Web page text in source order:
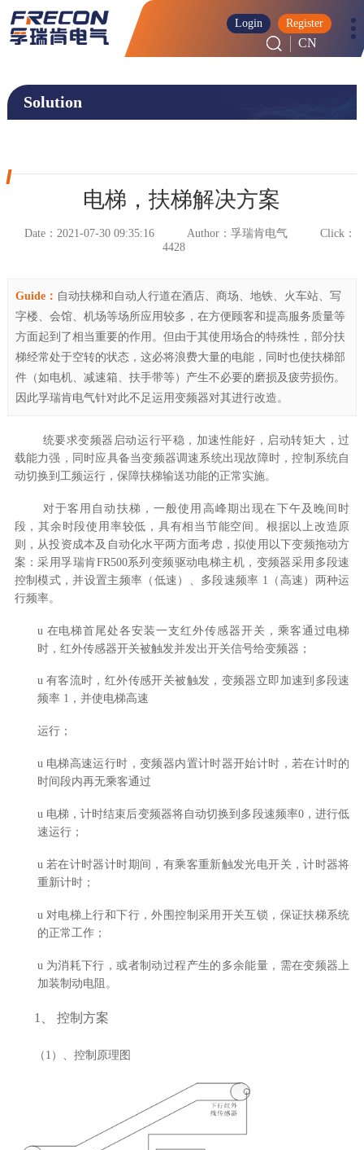
CN
Login Register
Solution
电梯，扶梯解决方案
Date：2021-07-30 09:35:16 Author：孚瑞肯电气
Click：
4428
Guide： 自动扶梯和自动人行道在酒店、商场、地铁、火车站、写
字楼、会馆、机场等场所应用较多，在方便顾客和提高服务质量等
方面起到了相当重要的作用。但由于其使用场合的特殊性，部分扶
梯经常处于空转的状态，这必将浪费大量的电能，同时也使扶梯部
件（如电机、减速箱、扶手带等）产生不必要的磨损及疲劳损伤。
因此孚瑞肯电气针对此不足运用变频器对其进行改造。
统要求变频器启动运行平稳，加速性能好，启动转矩大，过
载能力强，同时应具备当变频器调速系统出现故障时，控制系统自
动切换到工频运行，保障扶梯输送功能的正常实施。
对于客用自动扶梯，一般使用高峰期出现在下午及晚间时
段，其余时段使用率较低，具有相当节能空间。根据以上改造原
则，从投资成本及自动化水平两方面考虑，拟使用以下变频拖动方
案：采用孚瑞肯FR500系列 变频驱动电梯主机，变频器采用多段速
控制模式，并设置主频率（低速）、多段速频率 1（高速）两种运
行频率。
u 在电梯首尾处各安装一支红外传感器开关，乘客通过电梯
时，红外传感器开关被触发并发出开关信号给变频器；
u 有客流时，红外传感开关被触发，变频器立即加速到多段速
频率 1 ，并使电梯高速
运行；
u 电梯高速运行时，变频器内置计时器开始计时，若在计时的
时间段内再无乘客通过
u 电梯，计时结束后变频器将自动切换到多段速频率0 ，进行低
速运行；
u 若在计时器计时期间，有乘客重新触发光电开关，计时器将
重新计时；
u 对电梯上行和下行，外围控制采用开关互锁，保证扶梯系统
的正常工作；
u 为消耗下行，或者制动过程产生的多余能量，需在变频器上
加装制动电阻。
1、 控制方案
（ 1 ）、控制原理图